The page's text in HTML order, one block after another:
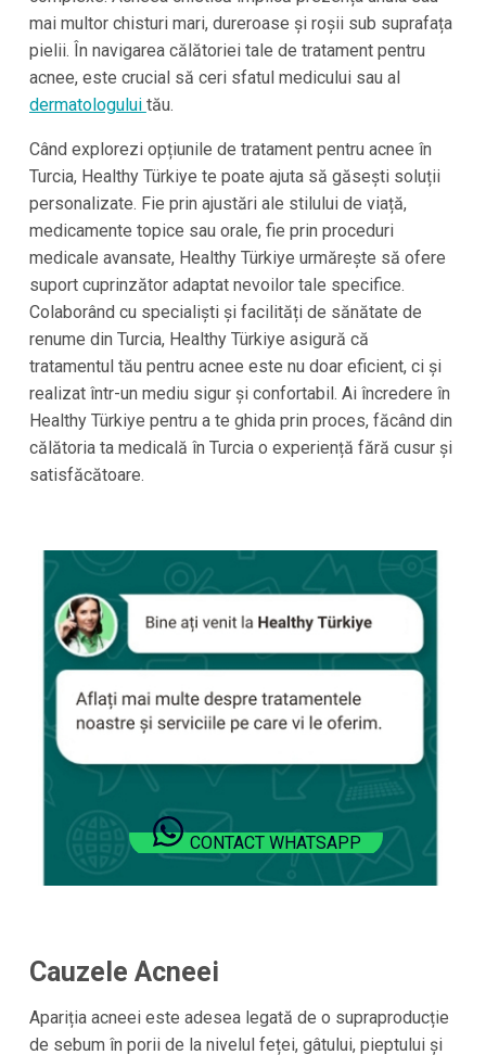
mai multor chisturi mari, dureroase și roșii sub suprafața
pielii. În navigarea călătoriei tale de tratament pentru
acnee, este crucial să ceri sfatul medicului sau al
dermatologului tău.
Când explorezi opțiunile de tratament pentru acnee în
Turcia, Healthy Türkiye te poate ajuta să găsești soluții
personalizate. Fie prin ajustări ale stilului de viață,
medicamente topice sau orale, fie prin proceduri
medicale avansate, Healthy Türkiye urmărește să ofere
suport cuprinzător adaptat nevoilor tale specifice.
Colaborând cu specialiști și facilități de sănătate de
renume din Turcia, Healthy Türkiye asigură că
tratamentul tău pentru acnee este nu doar eficient, ci și
realizat într-un mediu sigur și confortabil. Ai încredere în
Healthy Türkiye pentru a te ghida prin proces, făcând din
călătoria ta medicală în Turcia o experiență fără cusur și
satisfăcătoare.
CONTACT WHATSAPP
Cauzele Acneei
Apariția acneei este adesea legată de o supraproducție
de sebum în porii de la nivelul feței, gâtului, pieptului și